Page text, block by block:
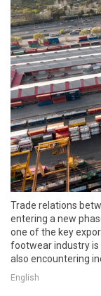
Trade relations
entering a new
one of the key
footwear industry
also encountering
English